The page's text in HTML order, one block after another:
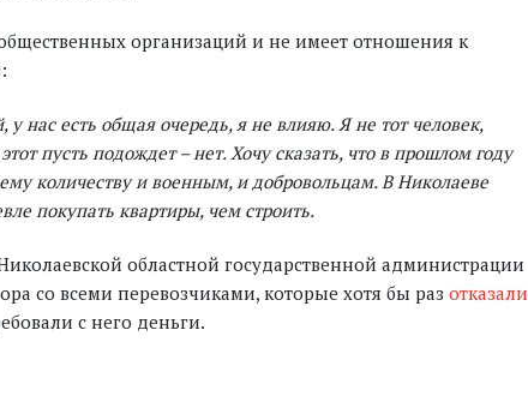
организаций и не имеет отношения к
нас есть общая очередь, я не влияю. Я не тот человек,
пусть подождет – нет. Хочу сказать, что в прошлом году
количеству и военным, и добровольцам. В Николаеве
покупать квартиры, чем строить.
областной государственной администрации
со всеми перевозчиками, которые хотя бы раз отказали
с него деньги.